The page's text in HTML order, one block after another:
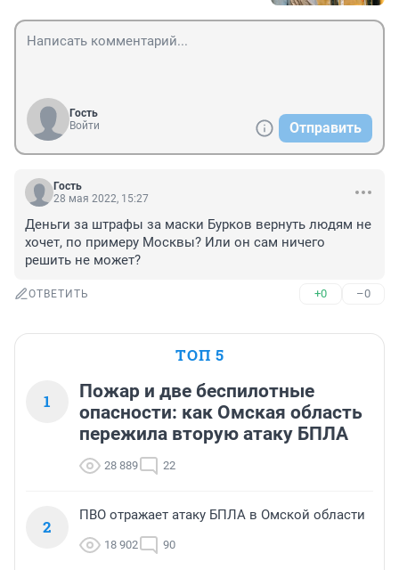
Гость
Войти
Отправить
Гость
28 мая 2022, 15:27
Деньги за штрафы за маски Бурков вернуть людям не
хочет, по примеру Москвы? Или он сам ничего
решить не может?
ОТВЕТИТЬ +0 –0
ТОП 5
1
Пожар и две беспилотные
опасности: как Омская область
пережила вторую атаку БПЛА
28 889 22
2
ПВО отражает атаку БПЛА в Омской области
18 902 90